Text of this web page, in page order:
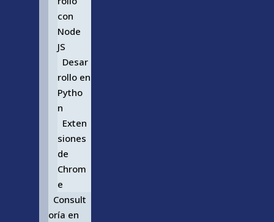
con
Node
JS
Desar
rollo en
Pytho
n
Exten
siones
de
Chrom
e
Consult
oría en